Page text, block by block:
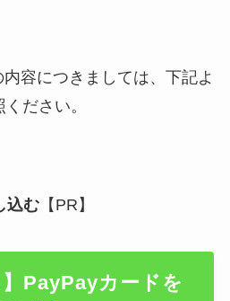
容につきましては、下記よ
ださい。
込む【PR】
】PayPayカードを